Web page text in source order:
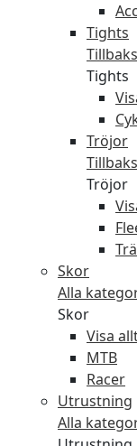
Tights
Tights
Tröjor
Tröjor
Skor
Alla
Skor
Visa
MTB
Racer
Utrustning
Alla